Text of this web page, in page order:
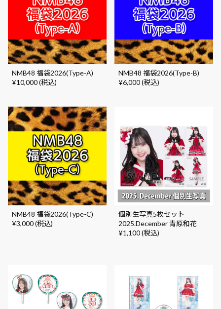
NMB48 福袋2026(Type-A)
¥10,000 (税込)
NMB48 福袋2026(Type-B)
¥6,000 (税込)
NMB48 福袋2026(Type-C)
¥3,000 (税込)
個別生写真5枚セット
2025.December 青原和花
¥1,100 (税込)